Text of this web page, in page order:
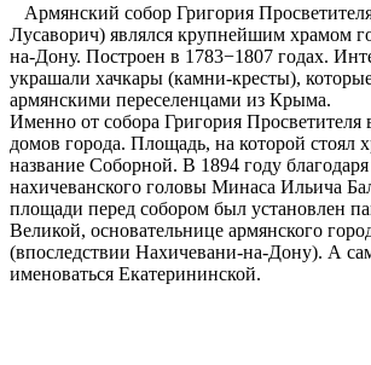
Армянский собор Григория
Лусаворич) являлся крупнейшим храмом
на-Дону. Построен в 1783−1807 годах.
украшали хачкары (камни-кресты),
армянскими переселенцами из Крыма.
Именно от собора Григория Просветителя
домов города. Площадь, на которой стоял
название Соборной. В 1894 году
нахичеванского головы Минаса Ильича
площади перед собором был установлен
Великой, основательнице армянского
(впоследствии Нахичевани-на-Дону). А
именоваться Екатерининской.